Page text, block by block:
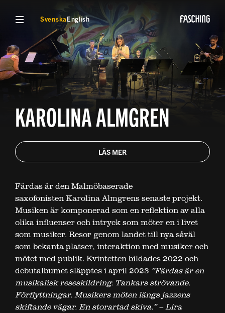
VISA MENYSvenskaEnglish
KAROLINA ALMGREN
LÄS MER
Färdas är den Malmöbaserade
saxofonisten Karolina Almgrens senaste projekt.
Musiken är komponerad som en reflektion av alla
olika influenser och intryck som möter en i livet
som musiker. Resor genom landet till nya såväl
som bekanta platser, interaktion med musiker och
mötet med publik. Kvintetten bildades 2022 och
debutalbumet släpptes i april 2023 ”Färdas är en
musikalisk reseskildring. Tankars strövande.
Förflyttningar. Musikers möten längs jazzens
skiftande vägar. En storartad skiva.” – Lira